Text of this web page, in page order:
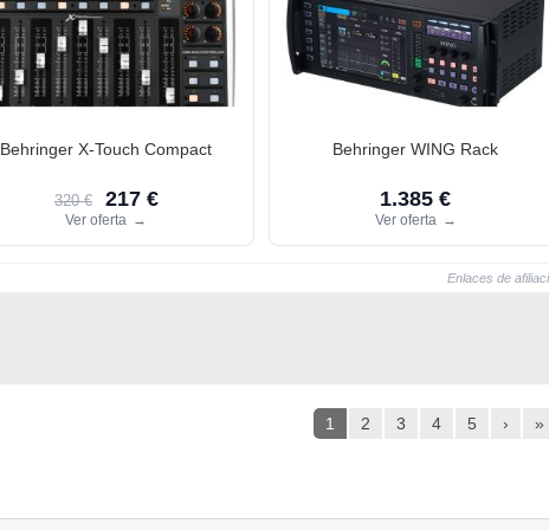
Behringer X-Touch Compact
320 € 217 €
Ver oferta →
Behringer WING Rack
1.385 €
Ver oferta →
Enlaces de
1 2 3 4 5 › »